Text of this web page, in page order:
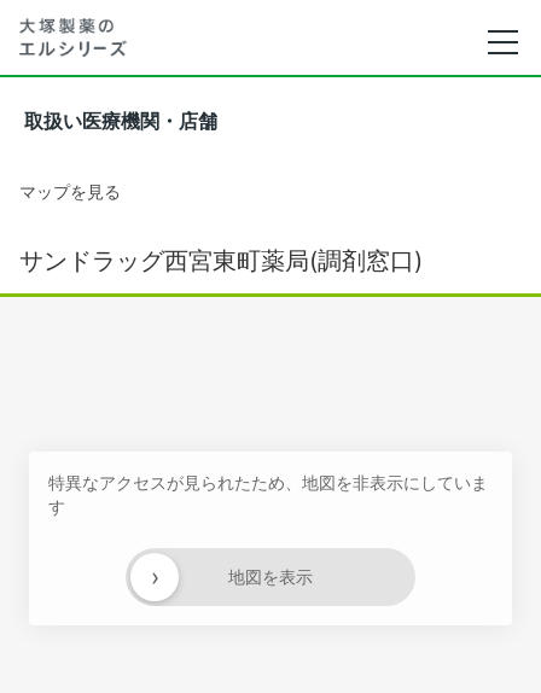
取扱い医療機関・店舗
マップを見る
サンドラッグ西宮東町薬局(調剤窓口)
特異なアクセスが見られたため、地図を非表示にしていま
す
地図を表示
›